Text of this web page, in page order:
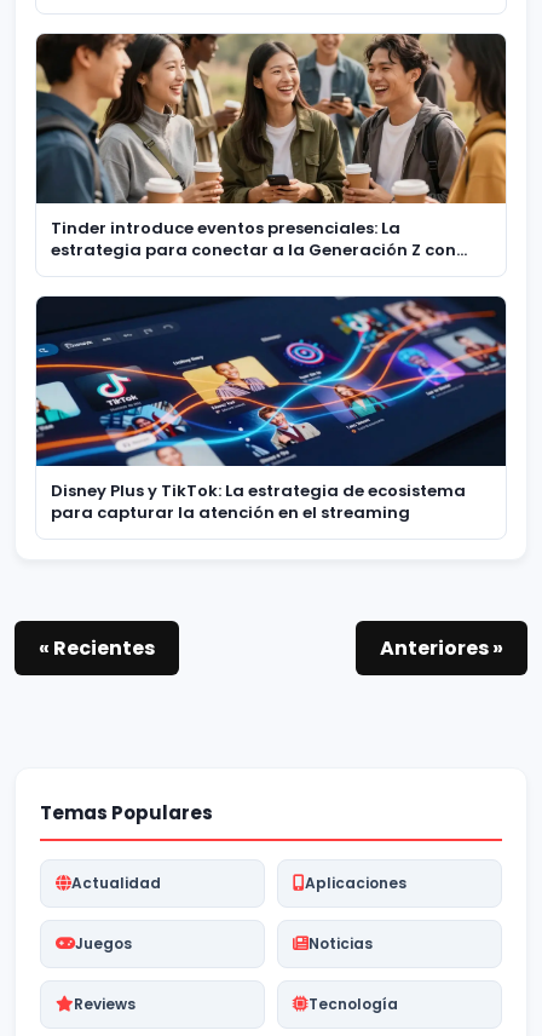
Tinder introduce eventos presenciales: La
estrategia para conectar a la Generación Z con
experiencias reales
Disney Plus y TikTok: La estrategia de ecosistema
para capturar la atención en el streaming
« Recientes Anteriores »
Temas Populares
Actualidad Aplicaciones
Juegos Noticias
Reviews Tecnología